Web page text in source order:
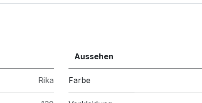
Rika
Aussehen
Farbe